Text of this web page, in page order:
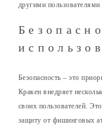
другими
Безопасность – это
Кракен внедряет
своих пользователей.
защиту от фишинговых